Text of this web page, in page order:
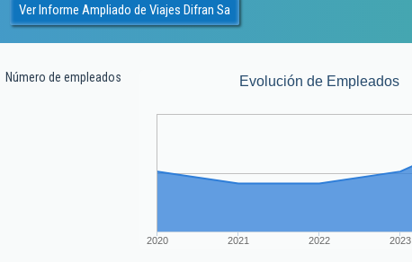
Ver Informe Ampliado de Viajes Difran Sa
Número de empleados Evolución de Empleados
2020 2021 2022 2023